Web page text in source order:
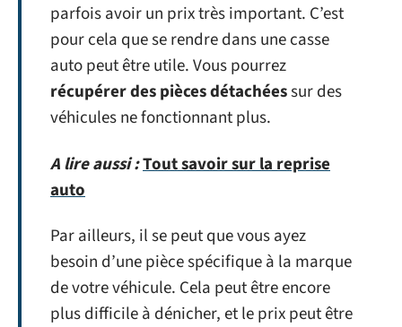
parfois avoir un prix très important. C’est
pour cela que se rendre dans une casse
auto peut être utile. Vous pourrez
récupérer des pièces détachéessur des
véhicules ne fonctionnant plus.
A lire aussi :Tout savoir sur la reprise
auto
Par ailleurs, il se peut que vous ayez
besoin d’une pièce spécifique à la marque
de votre véhicule. Cela peut être encore
plus difficile à dénicher, et le prix peut être